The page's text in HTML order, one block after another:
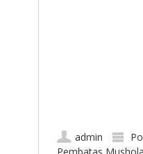
admin